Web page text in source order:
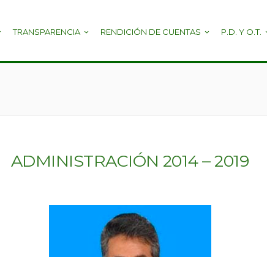
TRANSPARENCIA RENDICIÓN DE CUENTAS P.D. Y O.T.
ADMINISTRACIÓN 2014 – 2019